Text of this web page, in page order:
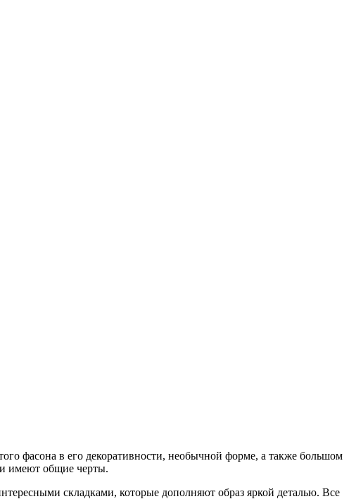
фасона в его декоративности, необычной форме, а также большом
имеют общие черты.
складками, которые дополняют образ яркой деталью. Все